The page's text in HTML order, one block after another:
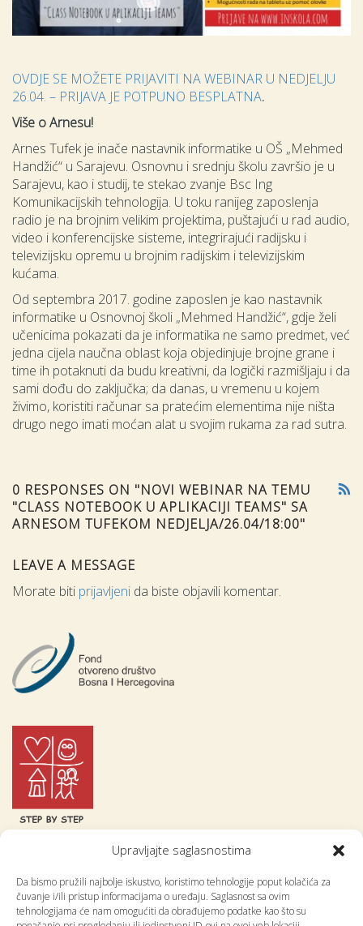
Upravljajte saglasnostima
Da bismo pružili najbolje iskustvo, koristimo tehnologije poput kolačića za
čuvanje i/ili pristup informacijama o uređaju. Saglasnost sa ovim
tehnologijama će nam omogućiti da obrađujemo podatke kao što su
OVDJE SE MOŽETE PRIJAVITI NA WEBINAR U NEDJELJU
26.04. – PRIJAVA JE POTPUNO BESPLATNA.
Više o Arnesu!
Arnes Tufek je inače nastavnik informatike u OŠ „Mehmed
Handžić“ u Sarajevu. Osnovnu i srednju školu završio je u
Sarajevu, kao i studij, te stekao zvanje Bsc Ing
Komunikacijskih tehnologija. U toku ranijeg zaposlenja
radio je na brojnim velikim projektima, puštajući u rad audio,
video i konferencijske sisteme, integrirajući radijsku i
televizijsku opremu u brojnim radijskim i televizijskim
kućama.
Od septembra 2017. godine zaposlen je kao nastavnik
informatike u Osnovnoj školi „Mehmed Handžić“, gdje želi
učenicima pokazati da je informatika ne samo predmet, već
jedna cijela naučna oblast koja objedinjuje brojne grane i
time ih potaknuti da budu kreativni, da logički razmišljaju i da
sami dođu do zaključka; da danas, u vremenu u kojem
živimo, koristiti računar sa pratećim elementima nije ništa
drugo nego imati moćan alat u svojim rukama za rad sutra.
0 RESPONSES ON "NOVI WEBINAR NA TEMU
"CLASS NOTEBOOK U APLIKACIJI TEAMS" SA
ARNESOM TUFEKOM NEDJELJA/26.04/18:00"
LEAVE A MESSAGE
Morate biti prijavljeni da biste objavili komentar.
Step by Step
Kralja Tvrtka 1, 71 000 Sarajevo